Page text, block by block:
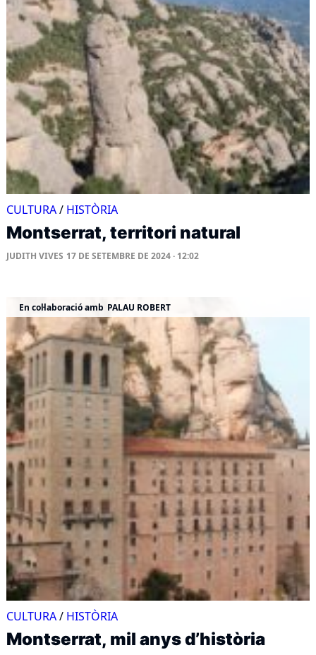
CULTURA/ HISTÒRIA
Montserrat, territori natural
JUDITH VIVES 17 DE SETEMBRE DE 2024 · 12:02
En col·laboració amb PALAU ROBERT
CULTURA/ HISTÒRIA
Montserrat, mil anys d’història